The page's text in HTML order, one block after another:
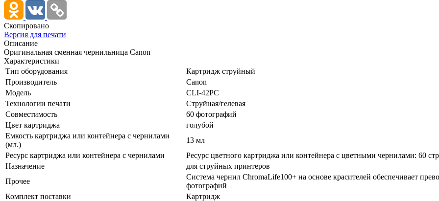
Скопировано
Версия для печати
Описание
Оригинальная сменная чернильница Canon
Характеристики
Тип оборудования
Картридж струйный
Производитель
Canon
Модель
CLI-42PC
Технологии печати
Струйная/­гелевая
Совместимость
60 фотографий
Цвет картриджа
голубой
Емкость картриджа или контейнера c чернилами
(мл.)
13 мл
Ресурс картриджа или контейнера с чернилами
Ресурс цветного картриджа или контейнера с цветными чернилами: 60
Назначение
для струйных принтеров
Прочее
Система чернил ChromaLife100+ на основе красителей обеспечивает
фотографий
Комплект поставки
Картридж